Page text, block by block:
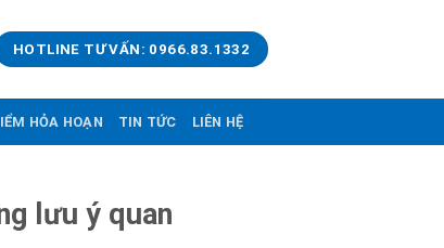
HOTLINE TƯ VẤN: 0966.83.1332
HỎA HOẠN TIN TỨC LIÊN HỆ
lưu ý quan